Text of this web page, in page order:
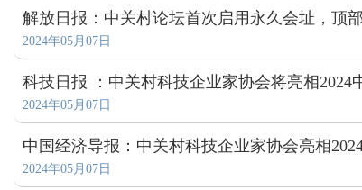
解放日报：中关村论坛首次启用永久会址，顶
2024年05月07日
科技日报 ：中关村科技企业家协会将亮相2024
2024年05月07日
中国经济导报：中关村科技企业家协会亮相
2024年05月07日